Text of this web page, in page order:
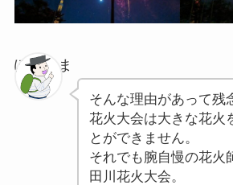
ぽちゃま
そんな理由があって残
花火大会は大きな花火
とができません。
それでも腕自慢の花火
田川花火大会。